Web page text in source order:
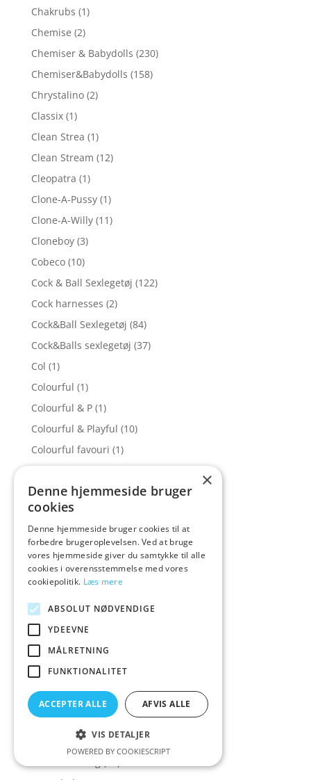
Chakrubs (1)
Chemise (2)
Chemiser & Babydolls (230)
Chemiser&Babydolls (158)
Chrystalino (2)
Classix (1)
Clean Strea (1)
Clean Stream (12)
Cleopatra (1)
Clone-A-Pussy (1)
Clone-A-Willy (11)
Cloneboy (3)
Cobeco (10)
Cock & Ball Sexlegetøj (122)
Cock harnesses (2)
Cock&Ball Sexlegetøj (84)
Cock&Balls sexlegetøj (37)
Col (1)
Colourful (1)
Colourful & P (1)
Colourful & Playful (10)
Colourful favouri (1)
Colourful favourite (1)
Colourful favourites (14)
COLT (5)
CoolMann (1)
Corsager & Korsetter (158)
Corsager&Korsetter (135)
Cottelli Collection (573)
Cowgirl (7)
Crave (1)
Crazy Deals (30)
Creative Conceptions
(21)
Creature Cocks (43)
×
Denne hjemmeside bruger
cookies
Denne hjemmeside bruger cookies til at
forbedre brugeroplevelsen. Ved at bruge
vores hjemmeside giver du samtykke til alle
cookies i overensstemmelse med vores
cookiepolitik. Læs mere
ABSOLUT NØDVENDIGE
YDEEVNE
MÅLRETNING
FUNKTIONALITET
ACCEPTER ALLE AFVIS ALLE
VIS DETALJER
POWERED BY COOKIESCRIPT